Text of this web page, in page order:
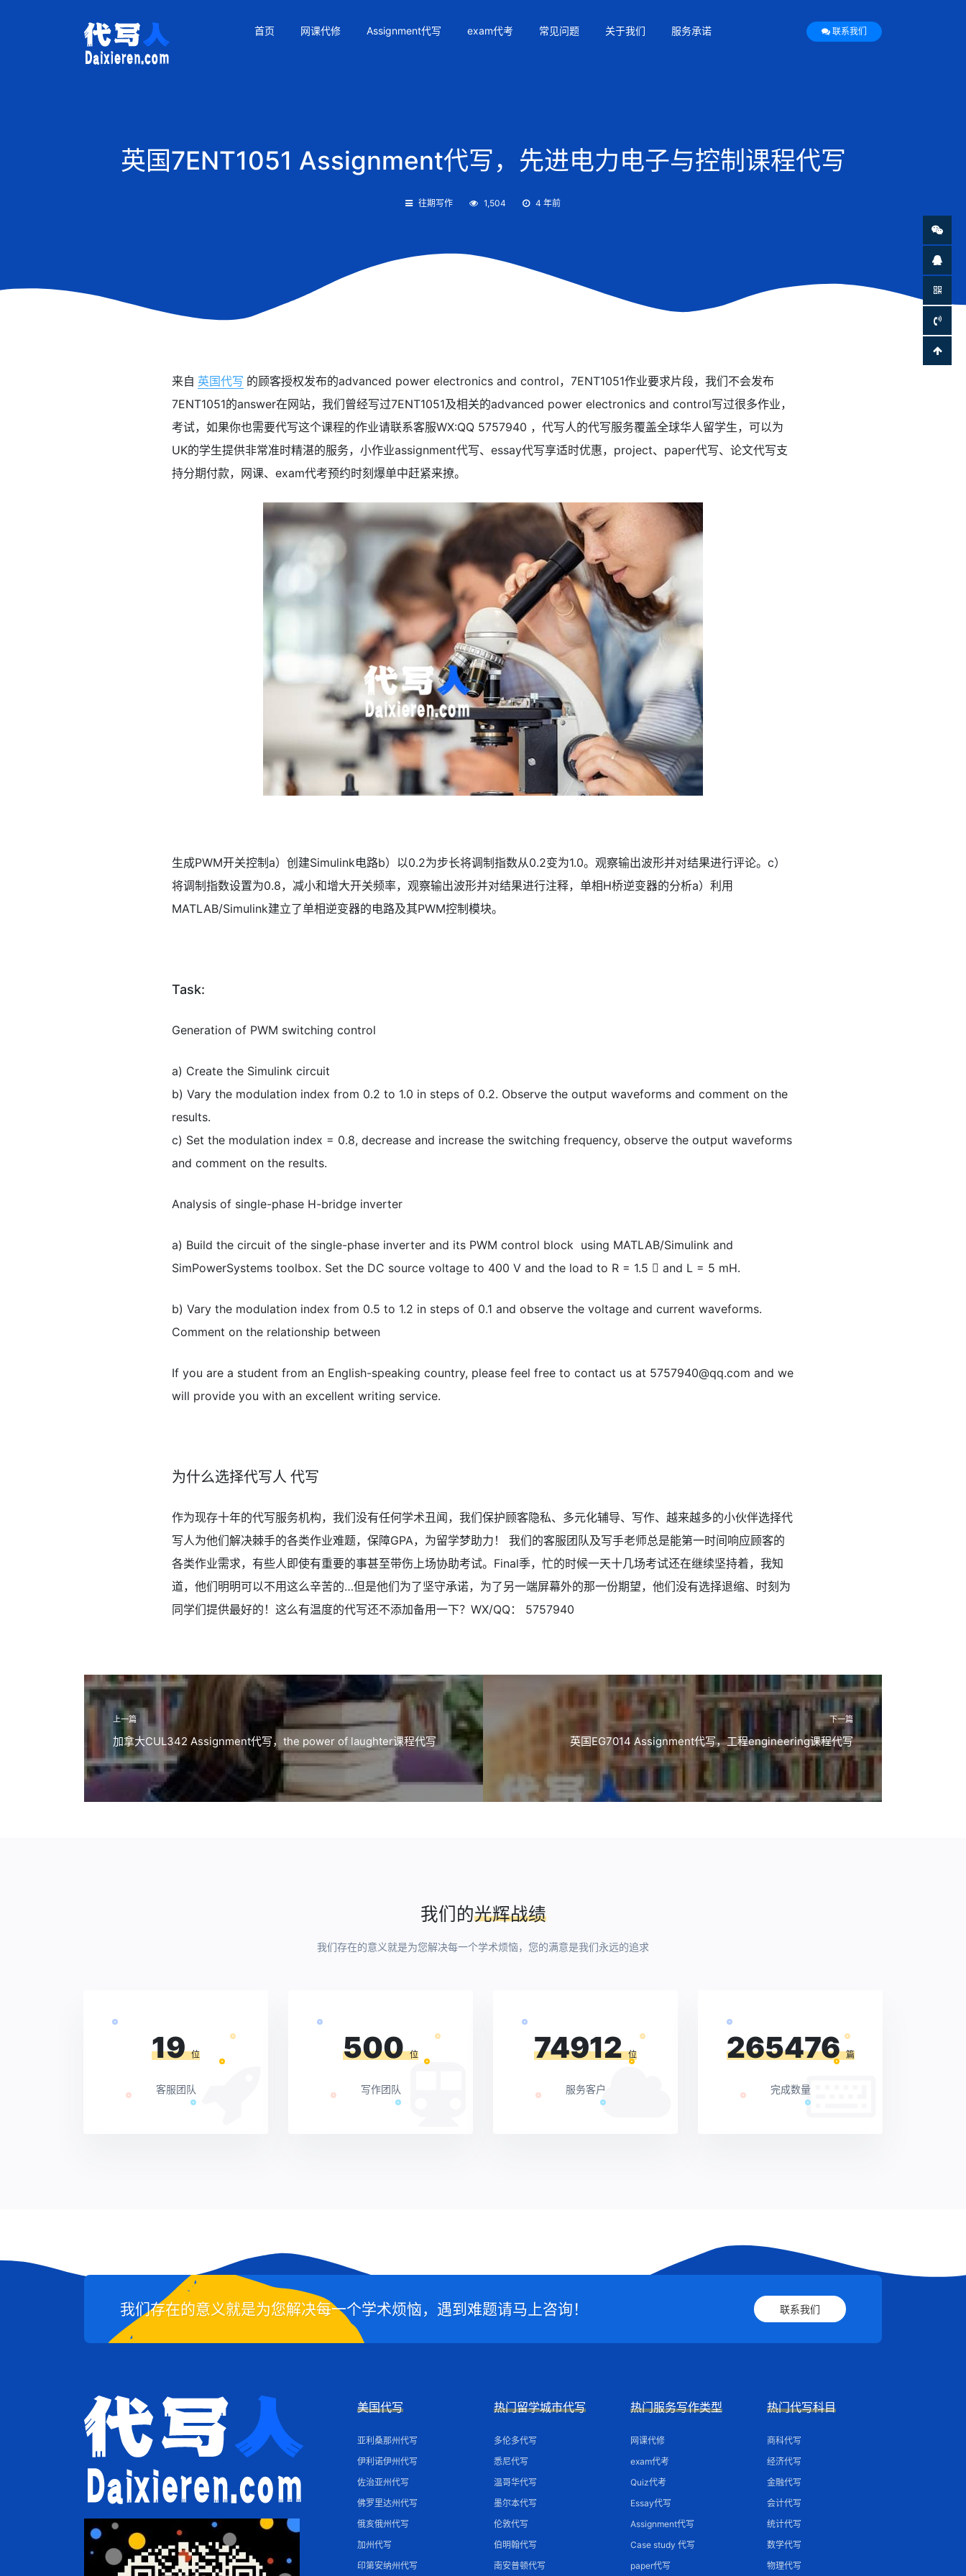
首页 网课代修 Assignment代写 exam代考 常见问题 关于我们 服务承诺 联系我们
英国7ENT1051 Assignment代写，先进电力电子与控制课程代写
往期写作 1,504 4 年前
来自 英国代写 的顾客授权发布的advanced power electronics and control，7ENT1051作业要求片段，我们不会发布
7ENT1051的answer在网站，我们曾经写过7ENT1051及相关的advanced power electronics and control写过很多作业，
考试，如果你也需要代写这个课程的作业请联系客服WX:QQ 5757940 ，代写人的代写服务覆盖全球华人留学生，可以为
UK的学生提供非常准时精湛的服务，小作业assignment代写、essay代写享适时优惠，project、paper代写、论文代写支
持分期付款，网课、exam代考预约时刻爆单中赶紧来撩。
生成PWM开关控制a）创建Simulink电路b）以0.2为步长将调制指数从0.2变为1.0。观察输出波形并对结果进行评论。c）
将调制指数设置为0.8，减小和增大开关频率，观察输出波形并对结果进行注释，单相H桥逆变器的分析a）利用
MATLAB/Simulink建立了单相逆变器的电路及其PWM控制模块。
Task:
Generation of PWM switching control
a) Create the Simulink circuit
b) Vary the modulation index from 0.2 to 1.0 in steps of 0.2. Observe the output waveforms and comment on the
results.
c) Set the modulation index = 0.8, decrease and increase the switching frequency, observe the output waveforms
and comment on the results.
Analysis of single-phase H-bridge inverter
a) Build the circuit of the single-phase inverter and its PWM control block using MATLAB/Simulink and
SimPowerSystems toolbox. Set the DC source voltage to 400 V and the load to R = 1.5  and L = 5 mH.
b) Vary the modulation index from 0.5 to 1.2 in steps of 0.1 and observe the voltage and current waveforms.
Comment on the relationship between
If you are a student from an English-speaking country, please feel free to contact us at 5757940@qq.com and we
will provide you with an excellent writing service.
为什么选择代写人 代写
作为现存十年的代写服务机构，我们没有任何学术丑闻，我们保护顾客隐私、多元化辅导、写作、越来越多的小伙伴选择代
写人为他们解决棘手的各类作业难题，保障GPA，为留学梦助力！ 我们的客服团队及写手老师总是能第一时间响应顾客的
各类作业需求，有些人即使有重要的事甚至带伤上场协助考试。Final季，忙的时候一天十几场考试还在继续坚持着，我知
道，他们明明可以不用这么辛苦的…但是他们为了坚守承诺，为了另一端屏幕外的那一份期望，他们没有选择退缩、时刻为
同学们提供最好的！这么有温度的代写还不添加备用一下？WX/QQ： 5757940
上一篇
加拿大CUL342 Assignment代写，the power of laughter课程代写
下一篇
英国EG7014 Assignment代写，工程engineering课程代写
我们的光辉战绩
我们存在的意义就是为您解决每一个学术烦恼，您的满意是我们永远的追求
19 位
客服团队
500 位
写作团队
74912 位
服务客户
265476 篇
完成数量
我们存在的意义就是为您解决每一个学术烦恼，遇到难题请马上咨询！ 联系我们
美国代写
亚利桑那州代写
伊利诺伊州代写
佐治亚州代写
佛罗里达州代写
俄亥俄州代写
加州代写
印第安纳州代写
热门留学城市代写
多伦多代写
悉尼代写
温哥华代写
墨尔本代写
伦敦代写
伯明翰代写
南安普顿代写
热门服务写作类型
网课代修
exam代考
Quiz代考
Essay代写
Assignment代写
Case study 代写
paper代写
热门代写科目
商科代写
经济代写
金融代写
会计代写
统计代写
数学代写
物理代写